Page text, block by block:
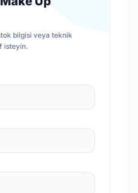
bilgisi veya teknik
isteyin.